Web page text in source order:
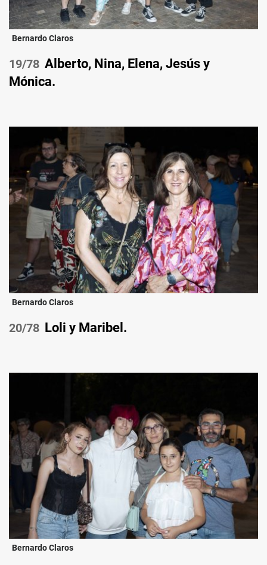
Bernardo Claros
/78 Alberto, Nina, Elena, Jesús y
Mónica.
Bernardo Claros
/78 Loli y Maribel.
Bernardo Claros